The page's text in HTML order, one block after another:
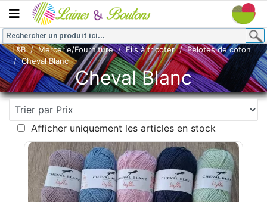
L&B Mercerie/Fourniture Fils à tricoter
Pelotes de coton
Cheval Blanc
Cheval Blanc
Afficher uniquement les articles en stock